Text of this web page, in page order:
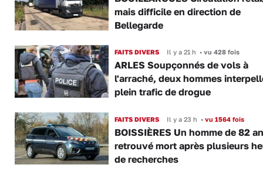
mais difficile en direction de
Bellegarde
FAITS DIVERS Il y a 21 h •vu 428 fois
ARLES Soupçonnés de vols à
l'arraché, deux hommes
plein trafic de drogue
FAITS DIVERS Il y a 23 h •vu 1564 fois
BOISSIÈRES Un homme de 82
retrouvé mort après plusieurs
de recherches